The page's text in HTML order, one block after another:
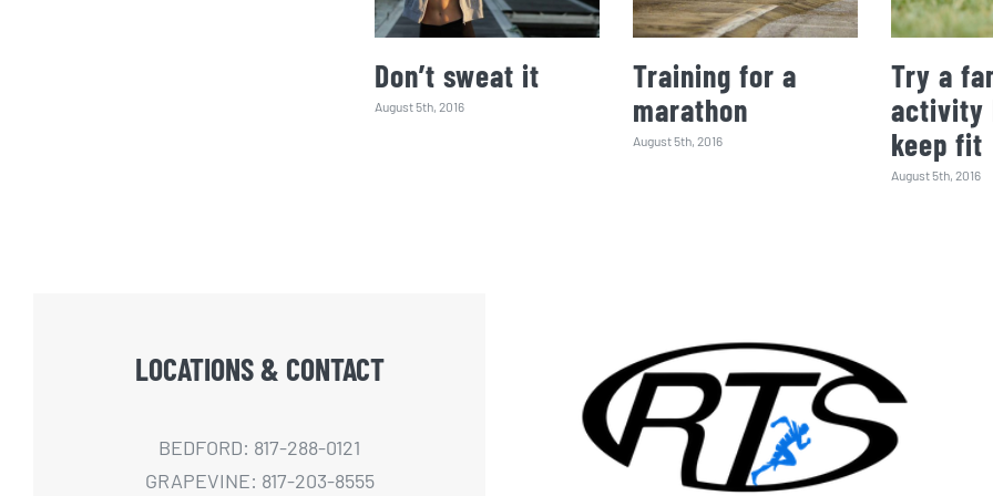
Don’t sweat it
August 5th, 2016
Training for a
marathon
August 5th, 2016
Try a
activity
keep fit
August 5th, 2016
LOCATIONS & CONTACT
BEDFORD: 817-288-0121
GRAPEVINE: 817-203-8555